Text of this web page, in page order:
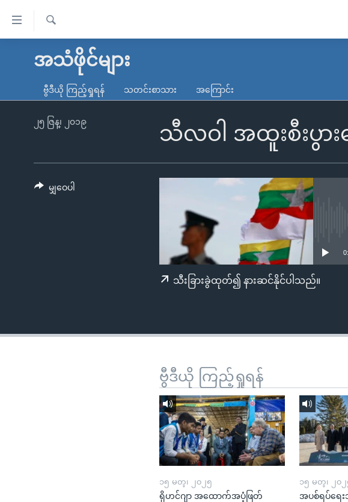
လွယ်ကူ
သည့်
ကျော်
မူလစာမျက်နှာ
ကမ္ဘာ့သတင်းများ
နိုင်ငံတကာ
တရုတ်
အစ္စရေး-ပါလက်စတိုင်း
ရပ်ဝန်းတခု လမ်းတခု အလွန်
အင်္ဂလိပ်စာလေ့လာမယ်
ရ
အသံဖိုင်များ
ဗွီဒီယို ကြည့်ရှုရန် သတင်းစာသား အကြောင်း
သီလဝါ အထူးစီးပွား
၂၅ ဇြန္၊ ၂၀၁၉
သီးခြားခွဲထုတ်၍ နားဆင်နိုင်ပါသည်။
မျှဝေပါ
ဗွီဒီယို ကြည့်ရှုရန်
၁၅ မတ္၊ ၂၀၂၅
ရိုဟင်ဂျာ အထောက်အပံ့ဖြတ်
၁၅ မတ္၊ ၂၀၂
အပစ်ရပ်ရေ